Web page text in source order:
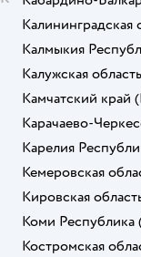
Калининградская
Калмыкия
Калужская область
Камчатский край
Карачаево-
Карелия
Кемеровская
Кировская
Коми Республика
Костромская